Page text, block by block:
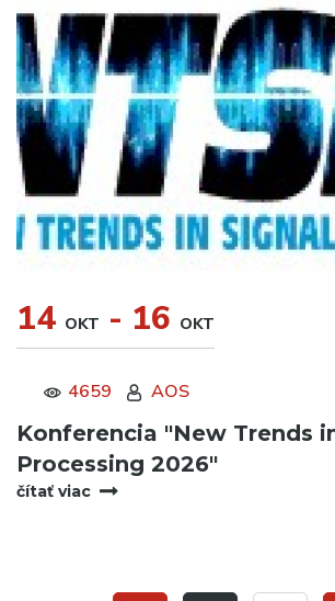
14 OKT - 16 OKT
4659 AOS
Konferencia "New Trends
Processing 2026"
čítať viac